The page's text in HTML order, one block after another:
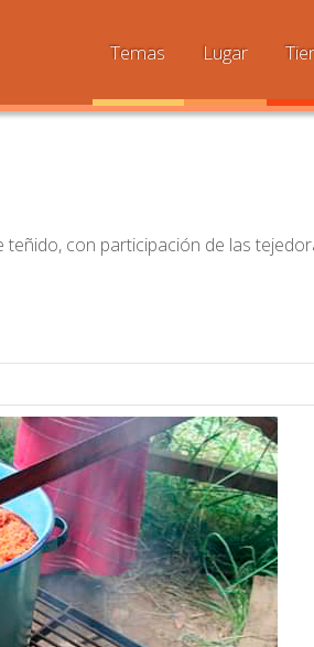
Temas Lugar
con participación de las